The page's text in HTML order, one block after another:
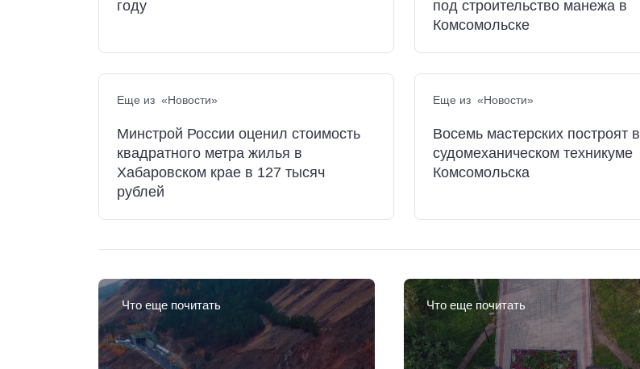
году
под строительство манежа в
Комсомольске
Еще из «Новости»
Минстрой России оценил стоимость
квадратного метра жилья в
Хабаровском крае в 127 тысяч
рублей
Еще из «Новости»
Восемь мастерских построят в
судомеханическом техникуме
Комсомольска
Что еще почитать Что еще почитать